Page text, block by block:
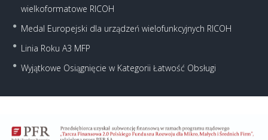
wielkoformatowe RICOH
Medal Europejski dla urządzeń wielofunkcyjnych RICOH
Linia Roku A3 MFP
Wyjątkowe Osiągnięcie w Kategorii Łatwość Obsługi